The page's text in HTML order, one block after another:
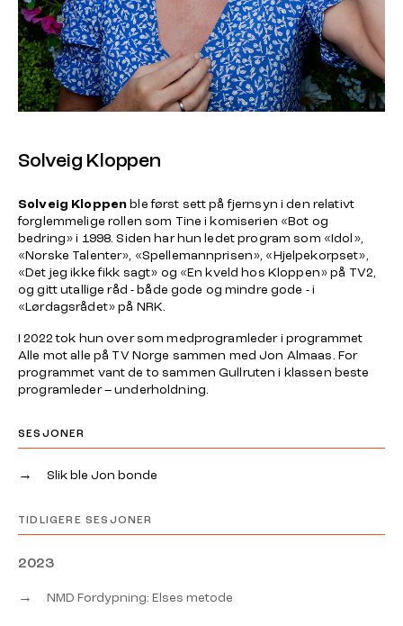
Solveig Kloppen
Solveig Kloppen ble først sett på fjernsyn i den relativt
forglemmelige rollen som Tine i komiserien «Bot og
bedring» i 1998. Siden har hun ledet program som «Idol»,
«Norske Talenter», «Spellemannprisen», «Hjelpekorpset»,
«Det jeg ikke fikk sagt» og «En kveld hos Kloppen» på TV2,
og gitt utallige råd - både gode og mindre gode - i
«Lørdagsrådet» på NRK.
I 2022 tok hun over som medprogramleder i programmet
Alle mot alle på TV Norge sammen med Jon Almaas. For
programmet vant de to sammen Gullruten i klassen beste
programleder – underholdning.
SESJONER
→ Slik ble Jon bonde
TIDLIGERE SESJONER
2023
→ NMD Fordypning: Elses metode